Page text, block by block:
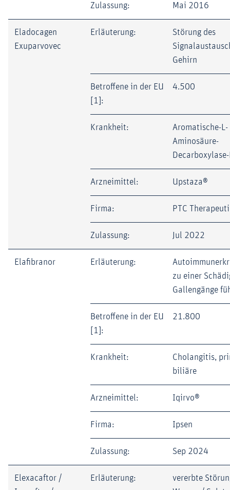
Zulassung: Mai 2016
Eladocagen
Exuparvovec
Erläuterung:
Störung des
Gehirn
Betroffene in der EU
[1]:
4.500
Krankheit:
Aromatische-L-
Aminosäure-
Arzneimittel: Upstaza®
Firma: PTC
Zulassung: Jul 2022
Elafibranor Erläuterung:
zu einer
Gallengänge
Betroffene in der EU
[1]:
21.800
Krankheit:
Cholangitis,
biliäre
Arzneimittel: Iqirvo®
Firma: Ipsen
Zulassung: Sep 2024
Elexacaftor /
Erläuterung:
vererbte